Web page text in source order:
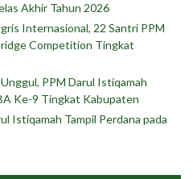
Akhir Tahun 2026
Internasional, 22 Santri PPM
Competition Tingkat
PPM Darul Istiqamah
Ke-9 Tingkat Kabupaten
Istiqamah Tampil Perdana pada